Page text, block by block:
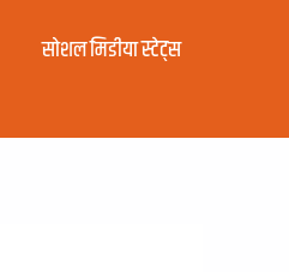
सोशल मिडीया स्टेट्स